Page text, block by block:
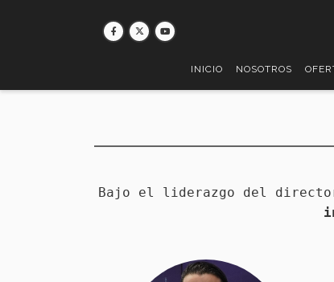
INICIO NOSOTROS
Bajo el liderazgo del